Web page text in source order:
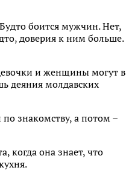
боится мужчин. Нет,
доверия к ним больше.
и женщины могут в
деяния молдавских
знакомству, а потом –
когда она знает, что